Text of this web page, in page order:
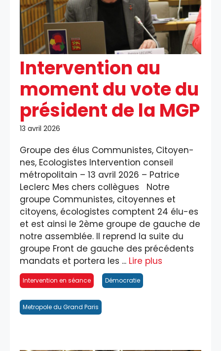
Intervention au
moment du vote du
président de la MGP
13 avril 2026
Groupe des élus Communistes, Citoyen-
nes, Ecologistes Intervention conseil
métropolitain – 13 avril 2026 – Patrice
Leclerc Mes chers collègues Notre
groupe Communistes, citoyennes et
citoyens, écologistes comptent 24 élu-es
et est ainsi le 2ème groupe de gauche de
notre assemblée. Il reprend la suite du
groupe Front de gauche des précédents
mandats et portera les ... Lire plus
Intervention en séance Démocratie
Metropole du Grand Paris